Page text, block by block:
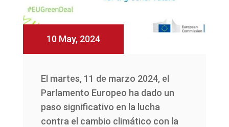
10 May, 2024
El martes, 11 de marzo 2024, el
Parlamento Europeo ha dado un
paso significativo en la lucha
contra el cambio climático con la